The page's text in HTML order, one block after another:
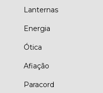
Lanternas
Energia
Ótica
Afiação
Paracord